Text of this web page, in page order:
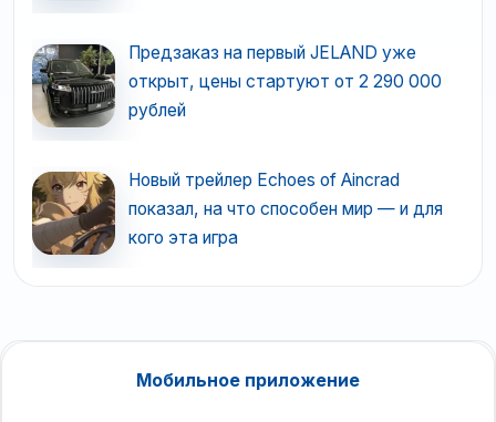
Предзаказ на первый JELAND уже
открыт, цены стартуют от 2 290 000
рублей
Новый трейлер Echoes of Aincrad
показал, на что способен мир — и для
кого эта игра
Мобильное приложение